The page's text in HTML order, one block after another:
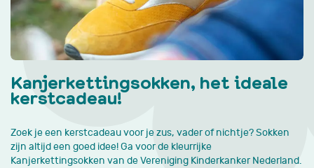
Kanjerkettingsokken, het ideale
kerstcadeau!
Zoek je een kerstcadeau voor je zus, vader of nichtje? Sokken
zijn altijd een goed idee! Ga voor de kleurrijke
Kanjerkettingsokken van de Vereniging Kinderkanker Nederland.